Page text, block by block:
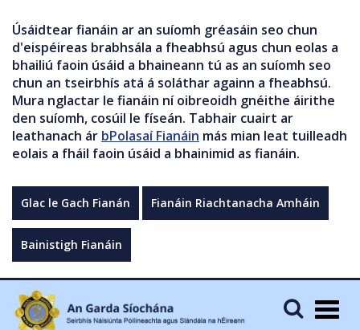
Úsáidtear fianáin ar an suíomh gréasáin seo chun
d'eispéireas brabhsála a fheabhsú agus chun eolas a
bhailiú faoin úsáid a bhaineann tú as an suíomh seo
chun an tseirbhís atá á soláthar againn a fheabhsú.
Mura nglactar le fianáin ní oibreoidh gnéithe áirithe
den suíomh, cosúil le físeán. Tabhair cuairt ar
leathanach ár bPolasaí Fianáin más mian leat tuilleadh
eolais a fháil faoin úsáid a bhainimid as fianáin.
Glac le Gach Fianán Fianáin Riachtanacha Amháin
Bainistigh Fianáin